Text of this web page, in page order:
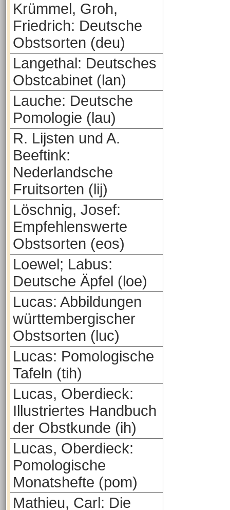
Krümmel, Groh,
Friedrich: Deutsche
Obstsorten (deu)
Langethal: Deutsches
Obstcabinet (lan)
Lauche: Deutsche
Pomologie (lau)
R. Lijsten und A.
Beeftink:
Nederlandsche
Fruitsorten (lij)
Löschnig, Josef:
Empfehlenswerte
Obstsorten (eos)
Loewel; Labus:
Deutsche Äpfel (loe)
Lucas: Abbildungen
württembergischer
Obstsorten (luc)
Lucas: Pomologische
Tafeln (tih)
Lucas, Oberdieck:
Illustriertes Handbuch
der Obstkunde (ih)
Lucas, Oberdieck:
Pomologische
Monatshefte (pom)
Mathieu, Carl: Die